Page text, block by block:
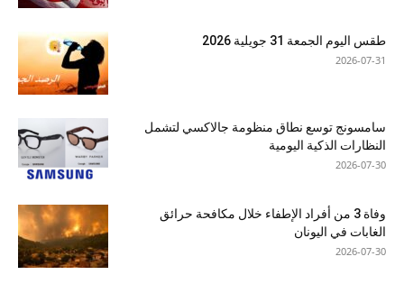
طقس اليوم الجمعة 31 جويلية 2026
2026-07-31
سامسونج توسع نطاق منظومة جالاكسي لتشمل
النظارات الذكية اليومية
2026-07-30
وفاة 3 من أفراد الإطفاء خلال مكافحة حرائق
الغابات في اليونان
2026-07-30